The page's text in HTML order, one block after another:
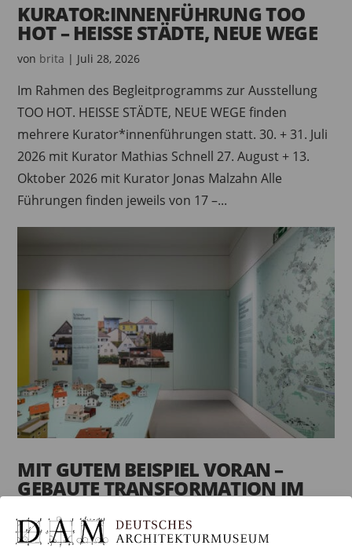
KURATOR:INNENFÜHRUNG TOO
HOT – HEISSE STÄDTE, NEUE WEGE
von brita | Juli 28, 2026
Im Rahmen des Begleitprogramms zur Ausstellung
TOO HOT. HEISSE STÄDTE, NEUE WEGE finden
mehrere Kurator*innenführungen statt. 30. + 31. Juli
2026 mit Kurator Mathias Schnell 27. August + 13.
Oktober 2026 mit Kurator Jonas Malzahn Alle
Führungen finden jeweils von 17 –...
MIT GUTEM BEISPIEL VORAN –
GEBAUTE TRANSFORMATION IM
vonanna| Juni 23, 2026